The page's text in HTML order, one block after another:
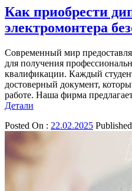
Как приобрести
электромонтера
Современный мир
для получения
квалификации. Каждый
достоверный документ,
работе. Наша фирма
Детали
Posted On : 22.02.2025